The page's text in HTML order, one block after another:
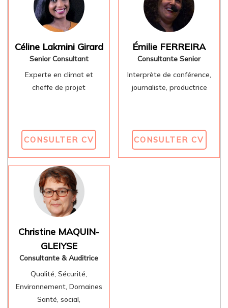
Céline Lakmini Girard
Senior Consultant
Experte en climat et
cheffe de projet
CONSULTER CV
Émilie FERREIRA
Consultante Senior
Interprète de conférence,
journaliste, productrice
CONSULTER CV
Christine MAQUIN-
GLEIYSE
Consultante & Auditrice
Qualité, Sécurité,
Environnement, Domaines
Santé, social,